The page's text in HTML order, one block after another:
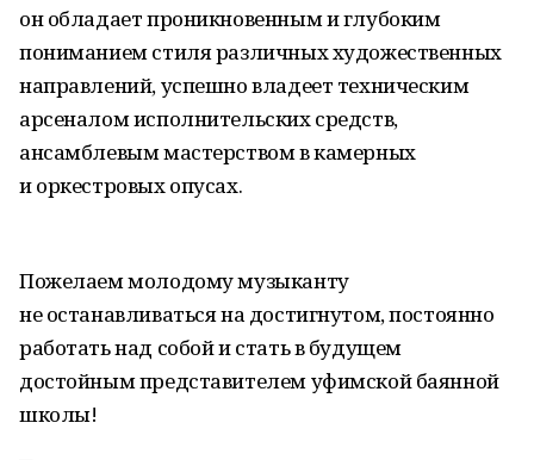
он обладает проникновенным и глубоким
пониманием стиля различных художественных
направлений, успешно владеет техническим
арсеналом исполнительских средств,
ансамблевым мастерством в камерных
и оркестровых опусах.
Пожелаем молодому музыканту
не останавливаться на достигнутом, постоянно
работать над собой и стать в будущем
достойным представителем уфимской баянной
школы!